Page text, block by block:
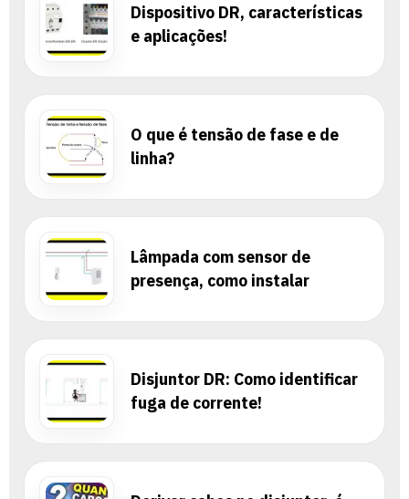
Dispositivo DR, características
e aplicações!
O que é tensão de fase e de
linha?
Lâmpada com sensor de
presença, como instalar
Disjuntor DR: Como identificar
fuga de corrente!